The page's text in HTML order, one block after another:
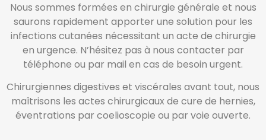
Nous sommes formées en chirurgie générale et nous
saurons rapidement apporter une solution pour les
infections cutanées nécessitant un acte de chirurgie
en urgence. N’hésitez pas à nous contacter par
téléphone ou par mail en cas de besoin urgent.
Chirurgiennes digestives et viscérales avant tout, nous
maîtrisons les actes chirurgicaux de cure de hernies,
éventrations par coelioscopie ou par voie ouverte.